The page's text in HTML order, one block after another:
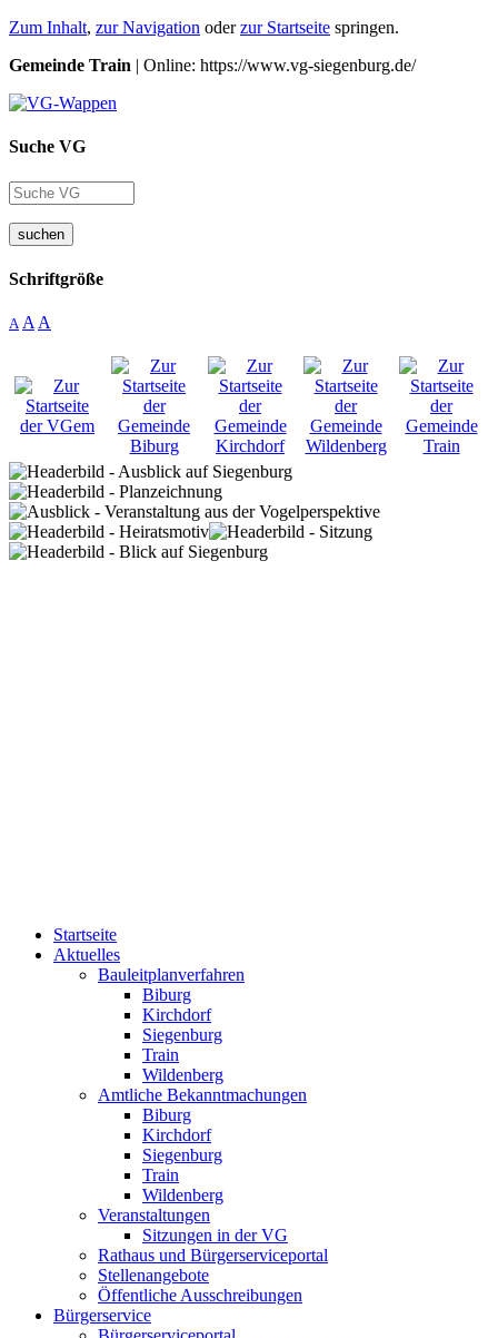
Zum Inhalt, zur Navigation oderzur Startseite springen.
Gemeinde Train | Online: https://www.vg-siegenburg.de/
Suche VG
suchen
Schriftgröße
A A A
Startseite
Aktuelles
Bauleitplanverfahren
Biburg
Kirchdorf
Siegenburg
Train
Wildenberg
Amtliche Bekanntmachungen
Biburg
Kirchdorf
Siegenburg
Train
Wildenberg
Veranstaltungen
Sitzungen in der VG
Rathaus und Bürgerserviceportal
Stellenangebote
Öffentliche Ausschreibungen
Bürgerservice